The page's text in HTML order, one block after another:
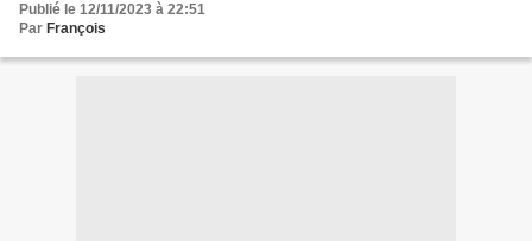
Publié le 12/11/2023 à 22:51
Par François